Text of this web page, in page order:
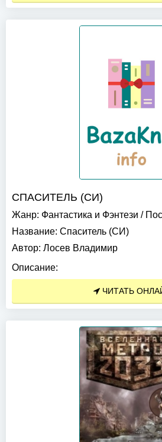
СПАСИТЕЛЬ (СИ)
Жанр: Фантастика и Фэнтези /
Название: Спаситель (СИ)
Автор: Лосев Владимир
Описание:
ЧИТАТЬ